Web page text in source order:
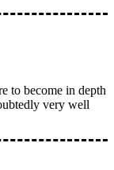
to become in depth
very well